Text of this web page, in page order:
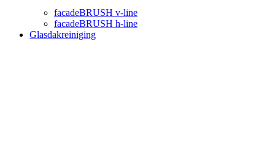
facadeBRUSH v-line
facadeBRUSH h-line
Glasdakreiniging